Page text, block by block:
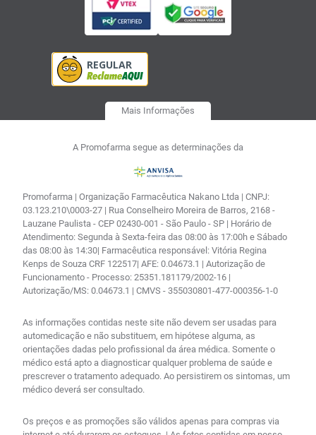
Mais Informações
A Promofarma segue as determinações da
Promofarma | Organização Farmacêutica Nakano Ltda | CNPJ:
03.123.210\0003-27 | Rua Conselheiro Moreira de Barros, 2168 -
Lauzane Paulista - CEP 02430-001 - São Paulo - SP | Horário de
Atendimento: Segunda à Sexta-feira das 08:00 às 17:00h e Sábado
das 08:00 às 14:30| Farmacêutica responsável: Vitória Regina
Kenps de Souza CRF 122517| AFE: 0.04673.1 | Autorização de
Funcionamento - Processo: 25351.181179/2002-16 |
Autorização/MS: 0.04673.1 | CMVS - 355030801-477-000356-1-0
As informações contidas neste site não devem ser usadas para
automedicação e não substituem, em hipótese alguma, as
orientações dadas pelo profissional da área médica. Somente o
médico está apto a diagnosticar qualquer problema de saúde e
prescrever o tratamento adequado. Ao persistirem os sintomas, um
médico deverá ser consultado.
Os preços e as promoções são válidos apenas para compras via